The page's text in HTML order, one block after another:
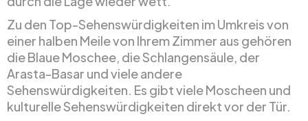
Zu den Top-Sehenswürdigkeiten im Umkreis von
einer halben Meile von Ihrem Zimmer aus gehören
die Blaue Moschee, die Schlangensäule, der
Arasta-Basar und viele andere
Sehenswürdigkeiten. Es gibt viele Moscheen und
kulturelle Sehenswürdigkeiten direkt vor der Tür.